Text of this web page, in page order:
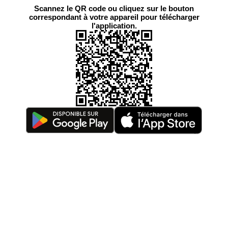
Scannez le QR code ou cliquez sur le bouton
correspondant à votre appareil pour télécharger
l'application.